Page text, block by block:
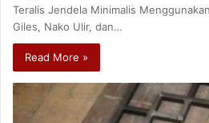
Teralis Jendela Minimalis
Giles, Nako Ulir, dan…
Read More »